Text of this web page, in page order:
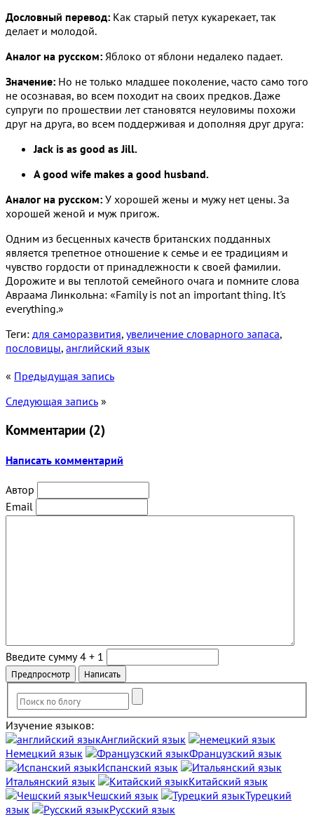
Дословный перевод: Как старый петух кукарекает, так
делает и молодой.
Аналог на русском: Яблоко от яблони недалеко падает.
Значение: Но не только младшее поколение, часто само того
не осознавая, во всем походит на своих предков. Даже
супруги по прошествии лет становятся неуловимы похожи
друг на друга, во всем поддерживая и дополняя друг друга:
Jack is as good as Jill.
A good wife makes a good husband.
Аналог на русском: У хорошей жены и мужу нет цены. За
хорошей женой и муж пригож.
Одним из бесценных качеств британских подданных
является трепетное отношение к семье и ее традициям и
чувство гордости от принадлежности к своей фамилии.
Дорожите и вы теплотой семейного очага и помните слова
Авраама Линкольна: «Family is not an important thing. It's
everything.»
Теги: для саморазвития, увеличение словарного запаса,
пословицы, английский язык
« Предыдущая запись
Следующая запись »
Комментарии (2)
Написать комментарий
Автор
Email
Введите сумму 4 + 1
Изучение языков:
Английский язык
Немецкий язык
Французский язык
Испанский язык
Итальянский язык
Китайский язык
Чешский язык
Турецкий
язык
Русский язык